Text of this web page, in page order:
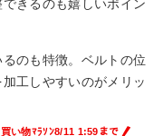
きるのも嬉しいポイン
のも特徴。ベルトの位
工しやすいのがメリッ